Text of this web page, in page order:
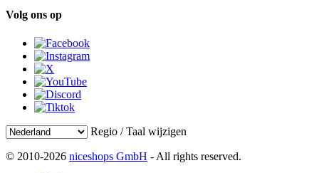
Volg ons op
Regio / Taal wijzigen
© 2010-2026 niceshops GmbH - All rights reserved.